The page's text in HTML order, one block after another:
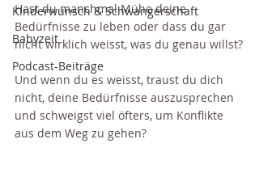
Kinderwunsch & Schwangerschaft
Babyzeit
Podcast-Beiträge
Hast du manchmal Mühe deine
Bedürfnisse zu leben oder dass du gar
nicht wirklich weisst, was du genau willst?
Und wenn du es weisst, traust du dich
nicht, deine Bedürfnisse auszusprechen
und schweigst viel öfters, um Konflikte
aus dem Weg zu gehen?